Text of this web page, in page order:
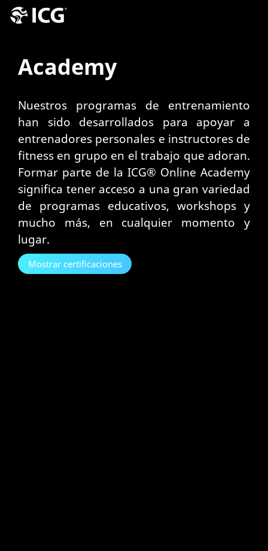
Academy
Nuestros programas de entrenamiento
han sido desarrollados para apoyar a
entrenadores personales e instructores de
fitness en grupo en el trabajo que adoran.
Formar parte de la ICG® Online Academy
significa tener acceso a una gran variedad
de programas educativos, workshops y
mucho más, en cualquier momento y
lugar.
Mostrar certificaciones